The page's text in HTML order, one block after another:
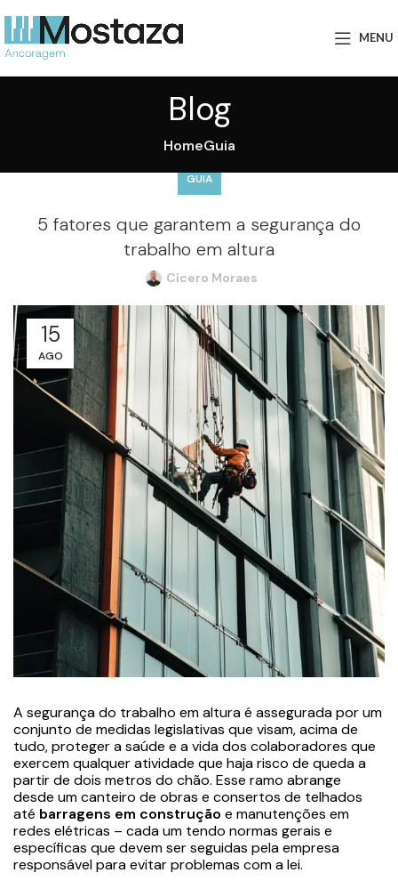
MENU
Blog
HomeGuia
GUIA
5 fatores que garantem a segurança do
trabalho em altura
Cícero Moraes
15
AGO
A segurança do trabalho em altura é assegurada por um
conjunto de medidas legislativas que visam, acima de
tudo, proteger a saúde e a vida dos colaboradores que
exercem qualquer atividade que haja risco de queda a
partir de dois metros do chão. Esse ramo abrange
desde um canteiro de obras e consertos de telhados
até barragens em construção e manutenções em
redes elétricas – cada um tendo normas gerais e
específicas que devem ser seguidas pela empresa
responsável para evitar problemas com a lei.